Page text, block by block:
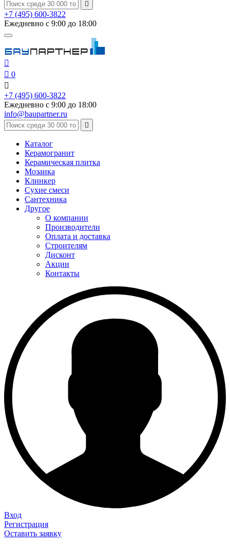

+7 (495) 600-3822
Ежедневно с 9:00 до 18:00

 0

+7 (495) 600-3822
Ежедневно с 9:00 до 18:00
info@baupartner.ru

Каталог
Керамогранит
Керамическая плитка
Мозаика
Клинкер
Сухие смеси
Сантехника
Другое
О компании
Производители
Оплата и доставка
Строителям
Дисконт
Акции
Контакты
Вход
Регистрация
Оставить заявку